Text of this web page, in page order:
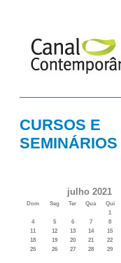
CURSOS E
SEMINÁRIOS
julho 2021
Dom Seg Ter Qua Qui
1
4
5 6 7 8
11
12 13 14 15
18
19 20 21 22
25
26 27 28 29